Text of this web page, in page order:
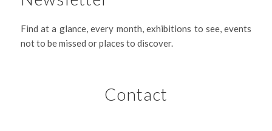
Find at a glance, every month, exhibitions to see, events
not to be missed or places to discover.
Contact